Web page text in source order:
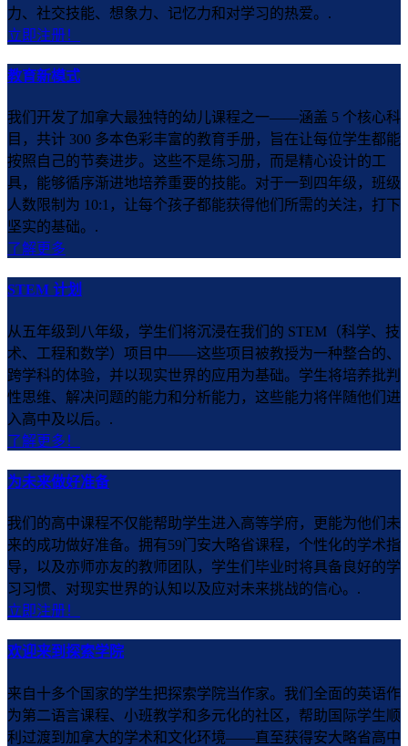
力、社交技能、想象力、记忆力和对学习的热爱。.
立即注册！
教育新模式
我们开发了加拿大最独特的幼儿课程之一——涵盖 5 个核心科
目，共计 300 多本色彩丰富的教育手册，旨在让每位学生都能
按照自己的节奏进步。这些不是练习册，而是精心设计的工
具，能够循序渐进地培养重要的技能。对于一到四年级，班级
人数限制为 10:1，让每个孩子都能获得他们所需的关注，打下
坚实的基础。.
了解更多
STEM 计划
从五年级到八年级，学生们将沉浸在我们的 STEM（科学、技
术、工程和数学）项目中——这些项目被教授为一种整合的、
跨学科的体验，并以现实世界的应用为基础。学生将培养批判
性思维、解决问题的能力和分析能力，这些能力将伴随他们进
入高中及以后。.
了解更多！
为未来做好准备
我们的高中课程不仅能帮助学生进入高等学府，更能为他们未
来的成功做好准备。拥有59门安大略省课程，个性化的学术指
导，以及亦师亦友的教师团队，学生们毕业时将具备良好的学
习习惯、对现实世界的认知以及应对未来挑战的信心。.
立即注册！
欢迎来到探索学院
来自十多个国家的学生把探索学院当作家。我们全面的英语作
为第二语言课程、小班教学和多元化的社区，帮助国际学生顺
利过渡到加拿大的学术和文化环境——直至获得安大略省高中